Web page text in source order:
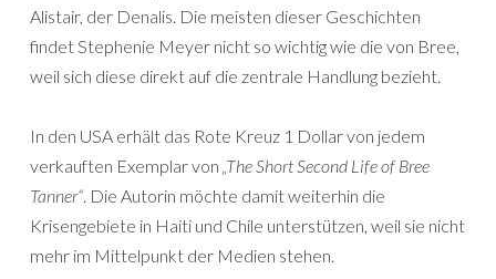
Alistair, der Denalis. Die meisten dieser Geschichten
findet Stephenie Meyer nicht so wichtig wie die von Bree,
weil sich diese direkt auf die zentrale Handlung bezieht.
In den USA erhält das Rote Kreuz 1 Dollar von jedem
verkauften Exemplar von „The Short Second Life of Bree
Tanner“. Die Autorin möchte damit weiterhin die
Krisengebiete in Haiti und Chile unterstützen, weil sie nicht
mehr im Mittelpunkt der Medien stehen.